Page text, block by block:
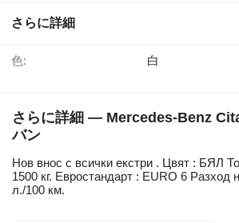
さらに詳細
色: 白
さらに詳細 — Mercedes-Benz
バン
Нов внос с всички екстри . Цвят : БЯЛ
1500 кг. Евростандарт : EURO 6 Разход
л./100 км.